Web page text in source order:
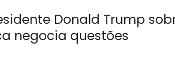
Donald Trump
negocia questões